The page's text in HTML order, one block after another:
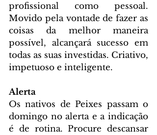
profissional como pessoal.
Movido pela vontade de fazer as
coisas da melhor maneira
possível, alcançará sucesso em
todas as suas investidas. Criativo,
impetuoso e inteligente.
Alerta
Os nativos de Peixes passam o
domingo no alerta e a indicação
é de rotina. Procure descansar